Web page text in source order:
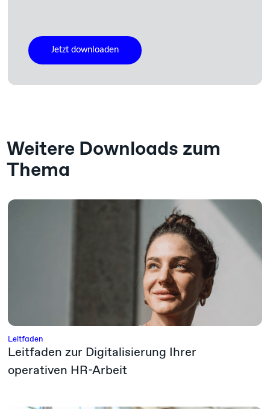
Weitere Downloads zum
Thema
Leitfaden
Leitfaden zur Digitalisierung Ihrer
operativen HR-Arbeit